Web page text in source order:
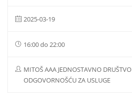
2025-03-19
16:00 do 22:00
MITOŠ AAA JEDNOSTAVNO
ODGOVORNOŠĆU ZA USLUGE